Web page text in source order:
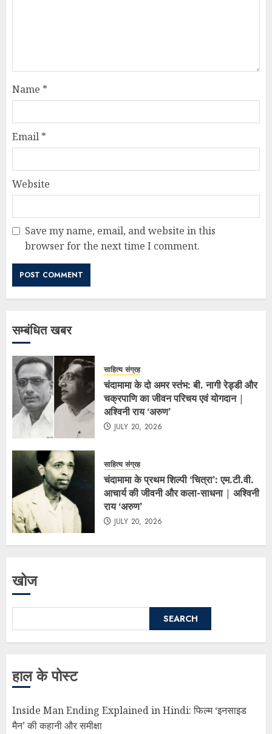
Name *
Email *
Website
Save my name, email, and website in this
browser for the next time I comment.
सम्बंधित खबर
साहित्य संग्रह
चंदामामा के दो अमर स्तंभ: बी. नागी रेड्डी और
चक्रपाणि का जीवन परिचय एवं योगदान |
अश्विनी राय ‘अरुण’
JULY 20, 2026
साहित्य संग्रह
चंदामामा के प्रथम शिल्पी ‘चित्रा’: एम.टी.वी.
आचार्य की जीवनी और कला-साधना | अश्विनी
राय ‘अरुण’
JULY 20, 2026
खोज
SEARCH
हाल के पोस्ट
Inside Man Ending Explained in Hindi: फिल्म ‘इनसाइड
मैन’ की कहानी और समीक्षा